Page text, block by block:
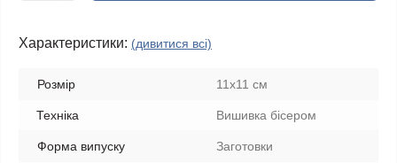
Характеристики: (дивитися всі)
Розмір 11x11 см
Техніка Вишивка бісером
Форма випуску Заготовки